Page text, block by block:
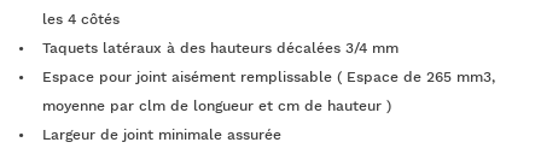
les 4 côtés
Taquets latéraux à des hauteurs décalées 3/4 mm
Espace pour joint aisément remplissable ( Espace de 265 mm3,
moyenne par clm de longueur et cm de hauteur )
Largeur de joint minimale assurée